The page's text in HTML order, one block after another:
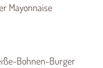
Mayonnaise
Bohnen-Burger